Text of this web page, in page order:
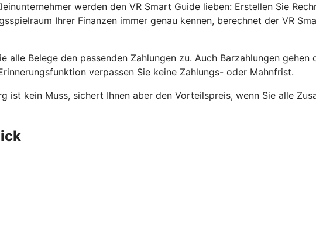
werden den VR Smart Guide lieben: Erstellen Sie
Ihrer Finanzen immer genau kennen, berechnet der VR
Belege den passenden Zahlungen zu. Auch Barzahlungen
verpassen Sie keine Zahlungs- oder Mahnfrist.
ist kein Muss, sichert Ihnen aber den Vorteilspreis, wenn Sie alle